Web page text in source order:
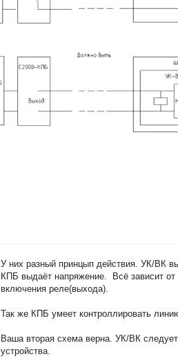
У них разный принцып действия. УК/ВК
КПБ выдаёт напряжение. Всё зависит от
включения реле(выхода).
Так же КПБ умеет контроллировать
Ваша вторая схема верна. УК/ВК
устройства.